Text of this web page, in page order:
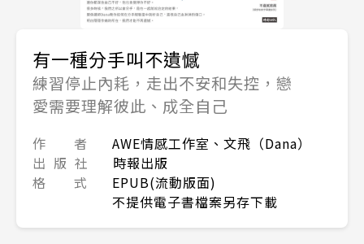
有一種分手叫不遺憾
練習停止內耗，走出不安和失控，戀
愛需要理解彼此、成全自己
作 者
AWE情感工作室、文飛（Dana）
出 版 社
時報出版
格 式
EPUB(流動版面)
不提供電子書檔案另存下載